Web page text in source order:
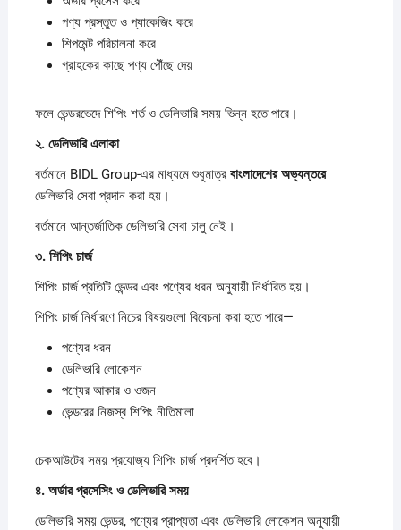
পণ্য প্রস্তুত ও প্যাকেজিং করে
শিপমেন্ট পরিচালনা করে
গ্রাহকের কাছে পণ্য পৌঁছে দেয়
ফলে ভেন্ডরভেদে শিপিং শর্ত ও ডেলিভারি সময় ভিন্ন হতে পারে।
২. ডেলিভারিএলাকা
বর্তমানে BIDL Group-এর মাধ্যমে শুধুমাত্র বাংলাদেশেরঅভ্যন্তরে
ডেলিভারি সেবা প্রদান করা হয়।
বর্তমানে আন্তর্জাতিক ডেলিভারি সেবা চালু নেই।
৩. শিপিং চার্জ
শিপিং চার্জ প্রতিটি ভেন্ডর এবং পণ্যের ধরন অনুযায়ী নির্ধারিত হয়।
শিপিং চার্জ নির্ধারণে নিচের বিষয়গুলো বিবেচনা করা হতে পারে—
পণ্যের ধরন
ডেলিভারি লোকেশন
পণ্যের আকার ও ওজন
ভেন্ডরের নিজস্ব শিপিং নীতিমালা
চেকআউটের সময় প্রযোজ্য শিপিং চার্জ প্রদর্শিত হবে।
৪. অর্ডারপ্রসেসিং ওডেলিভারিসময়
ডেলিভারি সময় ভেন্ডর, পণ্যের প্রাপ্যতা এবং ডেলিভারি লোকেশন অনুযায়ী